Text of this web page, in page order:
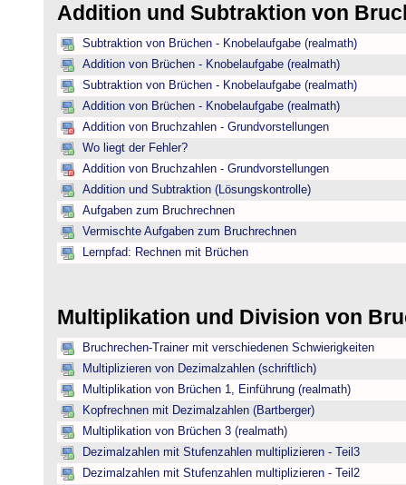
Addition und Subtraktion von
Subtraktion von Brüchen - Knobelaufgabe (realmath)
Addition von Brüchen - Knobelaufgabe (realmath)
Subtraktion von Brüchen - Knobelaufgabe (realmath)
Addition von Brüchen - Knobelaufgabe (realmath)
Addition von Bruchzahlen - Grundvorstellungen
Wo liegt der Fehler?
Addition von Bruchzahlen - Grundvorstellungen
Addition und Subtraktion (Lösungskontrolle)
Aufgaben zum Bruchrechnen
Vermischte Aufgaben zum Bruchrechnen
Lernpfad: Rechnen mit Brüchen
Multiplikation und Division von
Bruchrechen-Trainer mit verschiedenen Schwierigkeiten
Multiplizieren von Dezimalzahlen (schriftlich)
Multiplikation von Brüchen 1, Einführung (realmath)
Kopfrechnen mit Dezimalzahlen (Bartberger)
Multiplikation von Brüchen 3 (realmath)
Dezimalzahlen mit Stufenzahlen multiplizieren - Teil3
Dezimalzahlen mit Stufenzahlen multiplizieren - Teil2